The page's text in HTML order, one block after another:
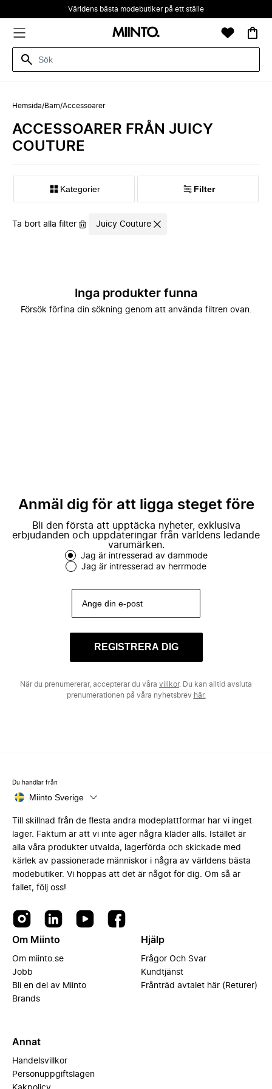
Världens bästa modebutiker på ett ställe
Hemsida/Barn/Accessoarer
ACCESSOARER FRÅN JUICY
COUTURE
Kategorier Filter
Ta bort alla filter Juicy Couture
Inga produkter funna
Försök förfina din sökning genom att använda filtren ovan.
Anmäl dig för att ligga steget före
Bli den första att upptäcka nyheter, exklusiva
erbjudanden och uppdateringar från världens ledande
varumärken.
Jag är intresserad av dammode
Jag är intresserad av herrmode
REGISTRERA DIG
När du prenumererar, accepterar du våra villkor. Du kan alltid avsluta
prenumerationen på våra nyhetsbrev här.
Du handlar från
Miinto Sverige
Till skillnad från de flesta andra modeplattformar har vi inget
lager. Faktum är att vi inte äger några kläder alls. Istället är
alla våra produkter utvalda, lagerförda och skickade med
kärlek av passionerade människor i några av världens bästa
modebutiker. Vi hoppas att det är något för dig. Om så är
fallet, följ oss!
Om Miinto
Om miinto.se
Jobb
Bli en del av Miinto
Brands
Hjälp
Frågor Och Svar
Kundtjänst
Frånträd avtalet här (Returer)
Annat
Handelsvillkor
Personuppgiftslagen